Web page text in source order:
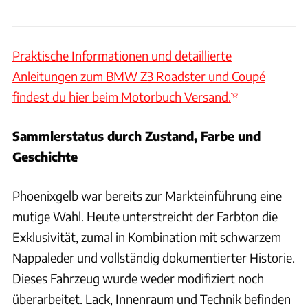
Praktische Informationen und detaillierte
Anleitungen zum BMW Z3 Roadster und Coupé
findest du hier beim Motorbuch Versand.
Sammlerstatus durch Zustand, Farbe und
Geschichte
Phoenixgelb war bereits zur Markteinführung eine
mutige Wahl. Heute unterstreicht der Farbton die
Exklusivität, zumal in Kombination mit schwarzem
Nappaleder und vollständig dokumentierter Historie.
Dieses Fahrzeug wurde weder modifiziert noch
überarbeitet. Lack, Innenraum und Technik befinden